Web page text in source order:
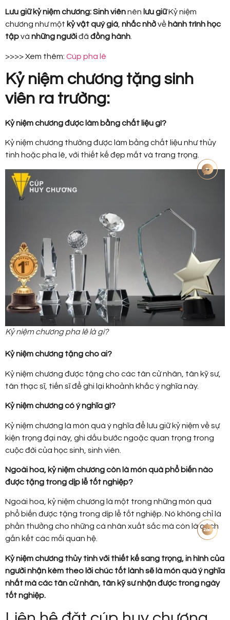
Lưu giữ kỷ niệm chương:Sinh viênnên lưu giữKỷ niệm
chương như một kỷ vật quý giá, nhắc nhởvề hành trình học
tậpvà những ngườiđã đồng hành.
>>>> Xem thêm: Cúp pha lê
Kỷ niệm chương tặng sinh
viên ra trường:
Kỷ niệm chương được làm bằng chất liệu gì?
Kỷ niệm chương thường được làm bằng chất liệu như thủy
tinh hoặc pha lê, với thiết kế đẹp mắt và trang trọng.
Kỷ niệm chương pha lê là gì?
Kỷ niệm chương tặng cho ai?
Kỷ niệm chương được tặng cho các tân cử nhân, tân kỹ sư,
tân thạc sĩ, tiến sĩ để ghi lại khoảnh khắc ý nghĩa này.
Kỷ niệm chương có ý nghĩa gì?
Kỷ niệm chương là món quà ý nghĩa để lưu giữ kỷ niệm về sự
kiện trọng đại này, ghi dấu bước ngoặc quan trọng trong
cuộc đời của học sinh, sinh viên.
Ngoài hoa, kỷ niệm chương còn là món quà phổ biến nào
được tặng trong dịp lễ tốt nghiệp?
Ngoài hoa, kỷ niệm chương là một trong những món quà
phổ biến được tặng trong dịp lễ tốt nghiệp. Nó không chỉ là
phần thưởng cho những cá nhân xuất sắc mà còn là cách
gắn kết các mối quan hệ.
Kỷ niệm chương thủy tinh với thiết kế sang trọng, in hình của
người nhận kèm theo lời chúc tốt lành sẽ là món quà ý nghĩa
nhất mà các tân cử nhân, tân kỹ sư nhận được trong ngày
tốt nghiệp.